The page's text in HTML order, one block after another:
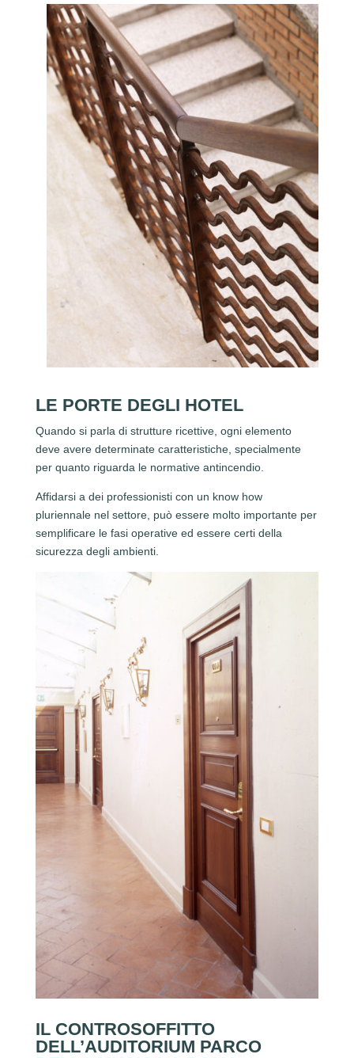
LE PORTE DEGLI HOTEL
Quando si parla di strutture ricettive, ogni elemento
deve avere determinate caratteristiche, specialmente
per quanto riguarda le normative antincendio.
Affidarsi a dei professionisti con un know how
pluriennale nel settore, può essere molto importante per
semplificare le fasi operative ed essere certi della
sicurezza degli ambienti.
IL CONTROSOFFITTO
DELL’AUDITORIUM PARCO